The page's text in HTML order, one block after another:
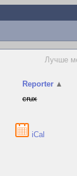
Лучше
Reporter ▲
crux
iCal